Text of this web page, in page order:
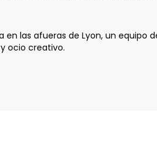
en las afueras de Lyon, un equipo
ocio creativo.